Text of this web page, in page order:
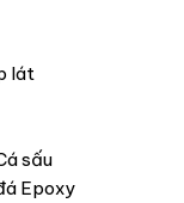
lát
sấu
Epoxy